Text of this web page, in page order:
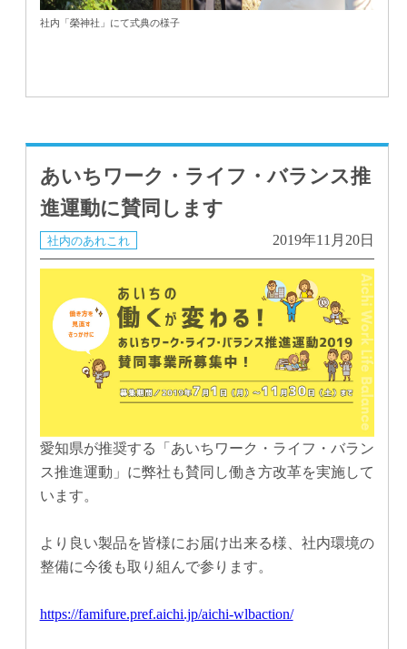
社内「榮神社」にて式典の様子
あいちワーク・ライフ・バランス推
進運動に賛同します
社内のあれこれ 2019年11月20日
愛知県が推奨する「あいちワーク・ライフ・バラン
ス推進運動」に弊社も賛同し働き方改革を実施して
います。
より良い製品を皆様にお届け出来る様、社内環境の
整備に今後も取り組んで参ります。
https://famifure.pref.aichi.jp/aichi-wlbaction/